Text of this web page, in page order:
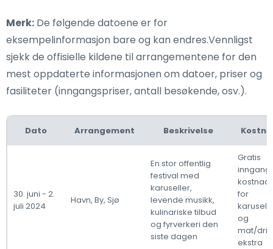
Merk: De følgende datoene er for
eksempelinformasjon bare og kan endres.Vennligst
sjekk de offisielle kildene til arrangementene for den
mest oppdaterte informasjonen om datoer, priser og
fasiliteter (inngangspriser, antall besøkende, osv.).
Dato Arrangement Beskrivelse
30. juni - 2.
juli 2024
Havn, By, Sjø
En stor offentlig
festival med
karuseller,
levende musikk,
kulinariske tilbud
og fyrverkeri den
siste dagen
Gratis
inngang,
for
og
mat/
ekstra